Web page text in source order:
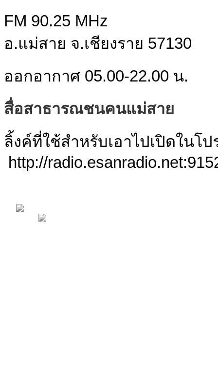
FM 90.25 MHz
อ.แม่สาย จ.เชียงราย 57130
ออกอากาศ 05.00-22.00 น.
สื่อสาธารณชนคนแม่สาย
ลิ้งค์ที่ใช้สำหรับเอาไปเปิดใน
http://